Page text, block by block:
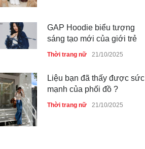
GAP Hoodie biểu tượng
sáng tạo mới của giới trẻ
Thời trang nữ 21/10/2025
Liệu bạn đã thấy được sức
mạnh của phối đồ ?
Thời trang nữ 21/10/2025